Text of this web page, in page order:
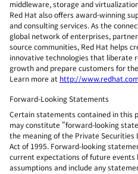
middleware, storage and
Red Hat also offers award-winning
and consulting services. As the
global network of enterprises,
source communities, Red Hat helps
innovative technologies that liberate
growth and prepare customers for
Learn more at http://
Forward-Looking Statements
Certain statements contained in this
may constitute "forward-looking
the meaning of the Private Securities
Act of 1995. Forward-looking
current expectations of future events
assumptions and include any